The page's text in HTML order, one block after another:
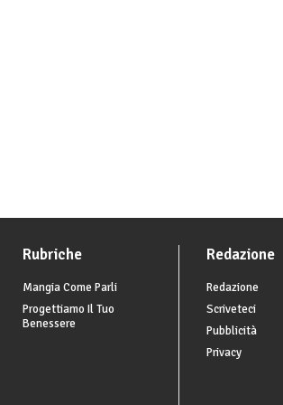
Rubriche
Mangia Come Parli
Progettiamo Il Tuo
Benessere
Redazione
Redazione
Scriveteci
Pubblicità
Privacy